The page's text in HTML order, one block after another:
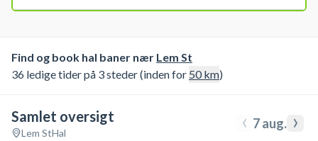
Find og book hal baner nær Lem St
36 ledige tider på 3 steder (inden for 50km)
Samlet oversigt
Lem StHal ‹ 7 aug. ›